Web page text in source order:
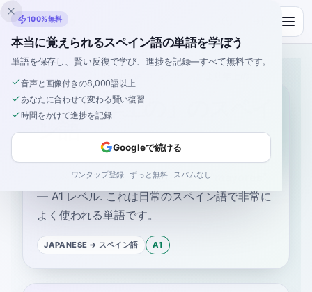
Inklingo
「より年上の」のスペイ
ン語
のスペイン語は“より年上の”です “
— A1 レベル. これは日常のスペイン語で非常に
よく使われる単語です。
JAPANESE → スペイン語 A1
100%無料
本当に覚えられるスペイン語の単語を学ぼう
単語を保存し、賢い反復で学び、進捗を記録—すべて無料です。
音声と画像付きの8,000語以上
あなたに合わせて変わる賢い復習
時間をかけて進捗を記録
Googleで続ける
ワンタップ登録 · ずっと無料 · スパムなし